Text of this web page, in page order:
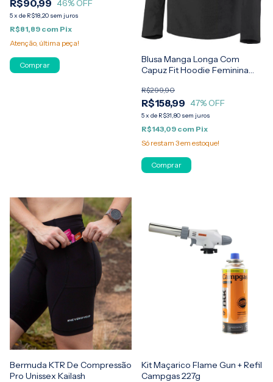
R$90,99 46% OFF
5x de R$18,20 sem juros
R$81,89 com Pix
Atenção, última peça!
Comprar
Blusa Manga Longa Com
Capuz Fit Hoodie Feminina
R$158,99
R$299,90
47% OFF
5x de R$31,80 sem juros
R$143,09 com Pix
Só restam 3em estoque!
Comprar
Bermuda KTR De Compressão
Pro Unissex Kailash
Kit Maçarico Flame Gun + Refil
Campgas 227g